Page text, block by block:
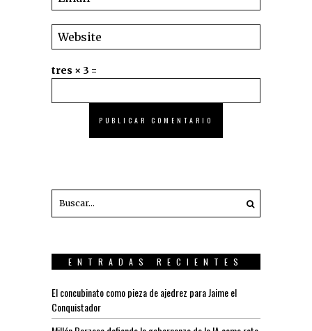
tres × 3 =
ENTRADAS RECIENTES
El concubinato como pieza de ajedrez para Jaime el
Conquistador